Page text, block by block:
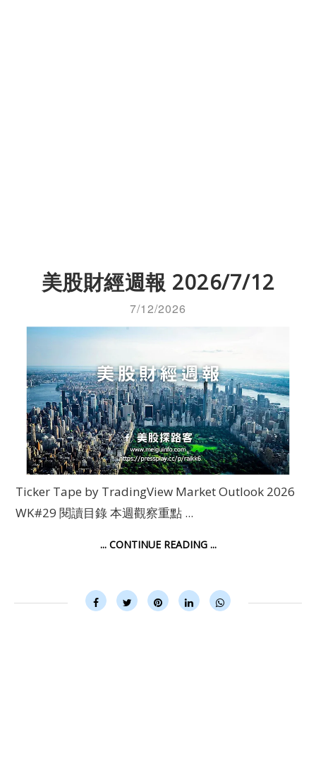
美股財經週報 2026/7/12
7/12/2026
Ticker Tape by TradingView Market Outlook 2026
WK#29 閱讀目錄 本週觀察重點 ...
... CONTINUE READING ...